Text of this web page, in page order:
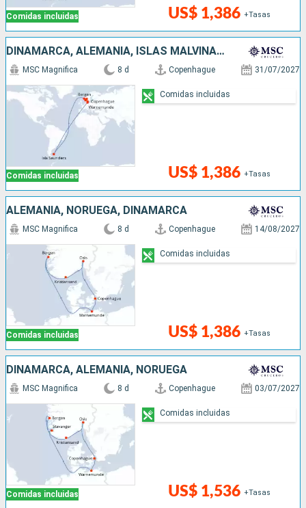
Comidas incluidas US$ 1,386 +Tasas
DINAMARCA, ALEMANIA, ISLAS MALVINAS, NORUEGA
Comidas incluidas
MSC Magnifica 8 d Copenhague 31/07/2027
US$ 1,386 +Tasas
Comidas incluidas
ALEMANIA, NORUEGA, DINAMARCA
Comidas incluidas
MSC Magnifica 8 d Copenhague 14/08/2027
US$ 1,386 +Tasas
Comidas incluidas
DINAMARCA, ALEMANIA, NORUEGA
Comidas incluidas
MSC Magnifica 8 d Copenhague 03/07/2027
US$ 1,536 +Tasas
Comidas incluidas